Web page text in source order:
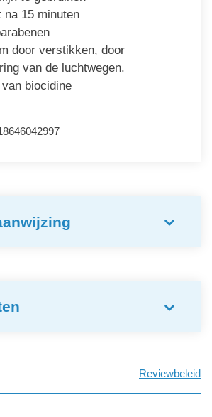
na 15 minuten
door verstikken, door
van de luchtwegen.
biocidine
Reviewbeleid